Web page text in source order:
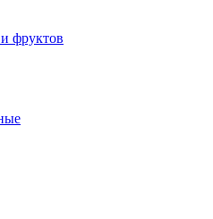
фруктов